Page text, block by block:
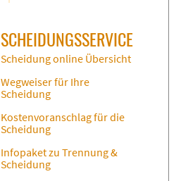
SCHEIDUNGSSERVICE
Scheidung online Übersicht
Wegweiser für Ihre
Scheidung
Kostenvoranschlag für die
Scheidung
Infopaket zu Trennung &
Scheidung